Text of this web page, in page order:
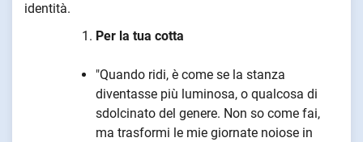
identità.
Per la tua cotta
"Quando ridi, è come se la stanza
diventasse più luminosa, o qualcosa di
sdolcinato del genere. Non so come fai,
ma trasformi le mie giornate noiose in